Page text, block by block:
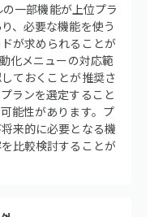
一部機能が上位プラ
、必要な機能を使う
が求められることが
化メニューの対応範
ておくことが推奨さ
ランを選定すること
能性があります。プ
来的に必要となる機
比較検討することが